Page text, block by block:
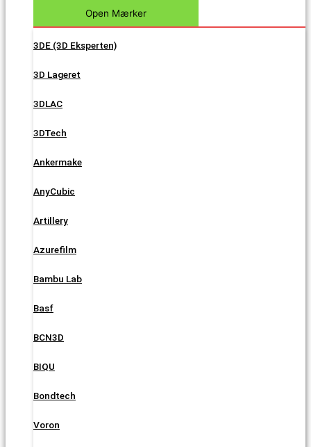
Open Mærker
3DE (3D Eksperten)
3D Lageret
3DLAC
3DTech
Ankermake
AnyCubic
Artillery
Azurefilm
Bambu Lab
Basf
BCN3D
BIQU
Bondtech
Voron